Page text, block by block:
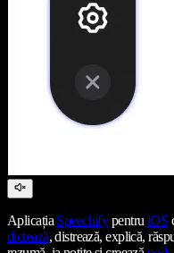
AplicațiaSpeechifypentruiOS
dictează, distrează, explică,